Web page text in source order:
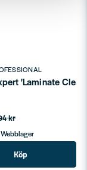
BFP
'Laminate
kr
Köp